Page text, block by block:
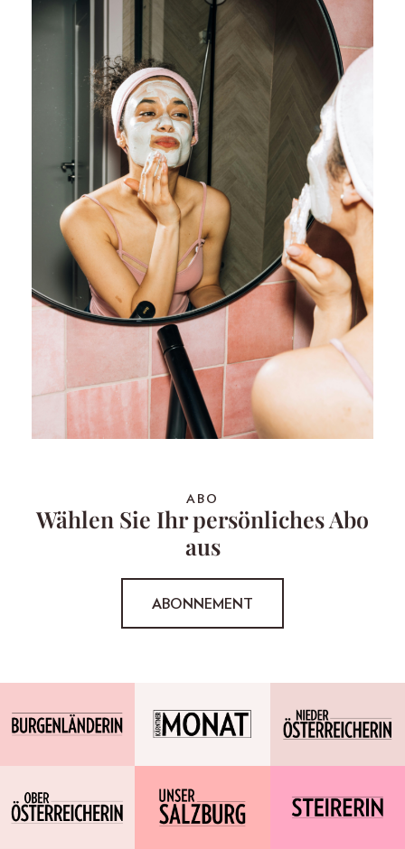
ABO
Wählen Sie Ihr persönliches Abo
aus
ABONNEMENT